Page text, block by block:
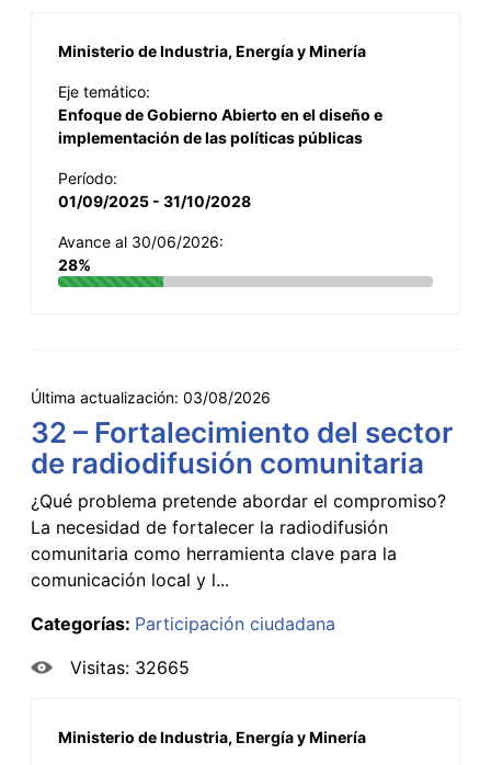
Ministerio de Industria, Energía y Minería
Eje temático:
Enfoque de Gobierno Abierto en el diseño e
implementación de las políticas públicas
Período:
01/09/2025 - 31/10/2028
Avance al 30/06/2026:
28%
Última actualización: 03/08/2026
32 – Fortalecimiento del sector
de radiodifusión comunitaria
¿Qué problema pretende abordar el compromiso?
La necesidad de fortalecer la radiodifusión
comunitaria como herramienta clave para la
comunicación local y l...
Categorías: Participación ciudadana
Visitas: 32665
Ministerio de Industria, Energía y Minería